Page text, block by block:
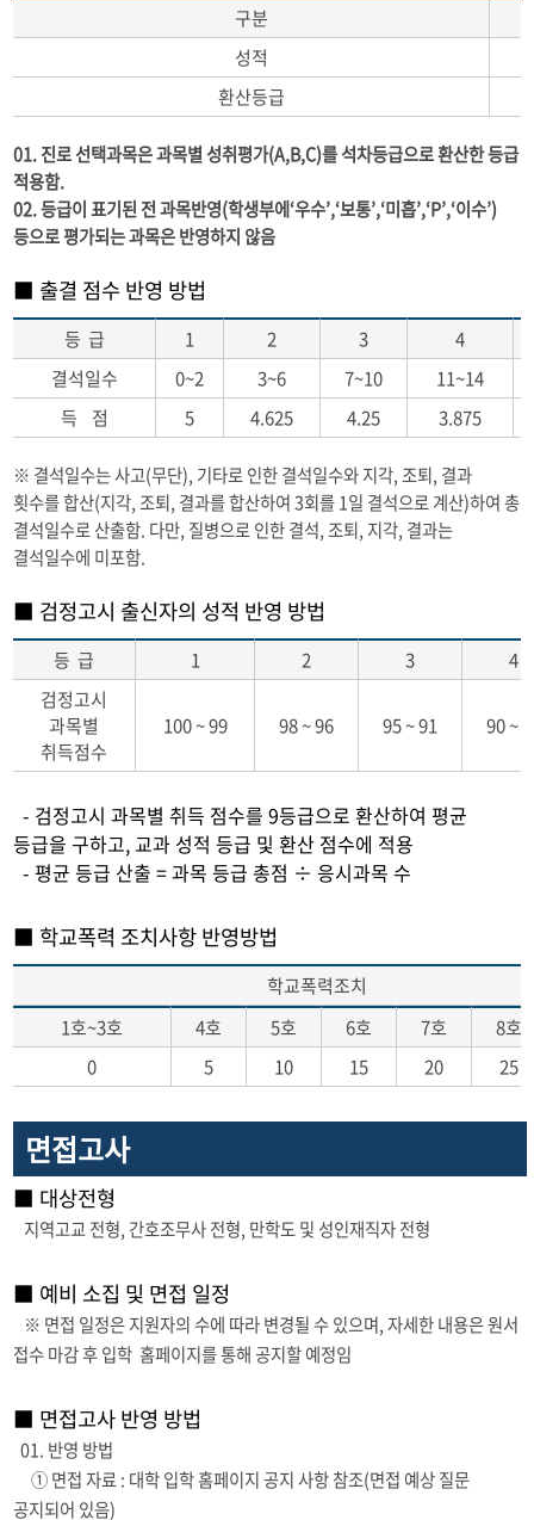
구분
성적
환산등급
01. 진로 선택과목은 과목별 성취평가(A,B,C)를 석차등급으로 환산한 등급
적용함.
02. 등급이 표기된 전 과목반영(학생부에‘우수’,‘보통’,‘미흡’,‘P’,‘이수’)
등으로 평가되는 과목은 반영하지 않음
■ 출결 점수 반영 방법
등 급 1 2 3
4
결석일수
0~2 3~6 7~10
11~14
득 점
5 4.625 4.25 3.875
※ 결석일수는 사고(무단), 기타로 인한 결석일수와 지각, 조퇴, 결과
횟수를 합산(지각, 조퇴, 결과를 합산하여 3회를 1일 결석으로 계산)하여 총
결석일수로 산출함. 다만, 질병으로 인한 결석, 조퇴, 지각, 결과는
결석일수에 미포함.
■ 검정고시 출신자의 성적 반영 방법
등 급 1 2 3
4
검정고시
과목별
취득점수
100 ~ 99 98 ~ 96 95 ~ 91 90 ~
- 검정고시 과목별 취득 점수를 9등급으로 환산하여 평균
등급을 구하고, 교과 성적 등급 및 환산 점수에 적용
- 평균 등급 산출 = 과목 등급 총점 ÷ 응시과목 수
■ 학교폭력 조치사항 반영방법
학교폭력조치
1호~3호
4호 5호 6호 7호
8호
0
5 10 15 20 25
면접고사
■ 대상전형
지역고교 전형, 간호조무사 전형, 만학도 및 성인재직자 전형
■ 예비 소집 및 면접 일정
※ 면접 일정은 지원자의 수에 따라 변경될 수 있으며, 자세한 내용은 원서
접수 마감 후 입학 홈페이지를 통해 공지할 예정임
■ 면접고사 반영 방법
01. 반영 방법
① 면접 자료 : 대학 입학 홈페이지 공지 사항 참조(면접 예상 질문
공지되어 있음)